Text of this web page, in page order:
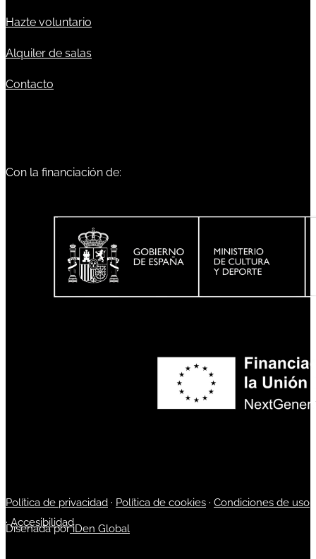
Hazte voluntario
Alquiler de salas
Contacto
Con la financiación de:
Política de privacidad · Política de cookies · Condiciones de uso
·Accesibilidad
Diseñada poriDen Global